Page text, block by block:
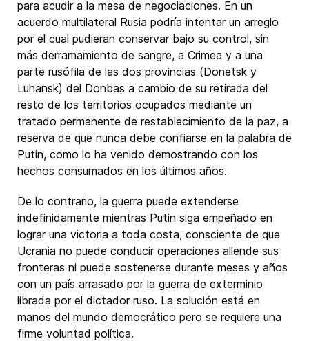
para acudir a la mesa de negociaciones. En un
acuerdo multilateral Rusia podría intentar un arreglo
por el cual pudieran conservar bajo su control, sin
más derramamiento de sangre, a Crimea y a una
parte rusófila de las dos provincias (Donetsk y
Luhansk) del Donbas a cambio de su retirada del
resto de los territorios ocupados mediante un
tratado permanente de restablecimiento de la paz, a
reserva de que nunca debe confiarse en la palabra de
Putin, como lo ha venido demostrando con los
hechos consumados en los últimos años.
De lo contrario, la guerra puede extenderse
indefinidamente mientras Putin siga empeñado en
lograr una victoria a toda costa, consciente de que
Ucrania no puede conducir operaciones allende sus
fronteras ni puede sostenerse durante meses y años
con un país arrasado por la guerra de exterminio
librada por el dictador ruso. La solución está en
manos del mundo democrático pero se requiere una
firme voluntad política.